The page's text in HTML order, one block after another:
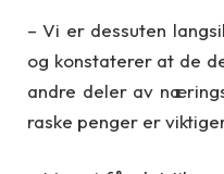
– Vi er dessuten
og konstaterer at de
andre deler av
raske penger er